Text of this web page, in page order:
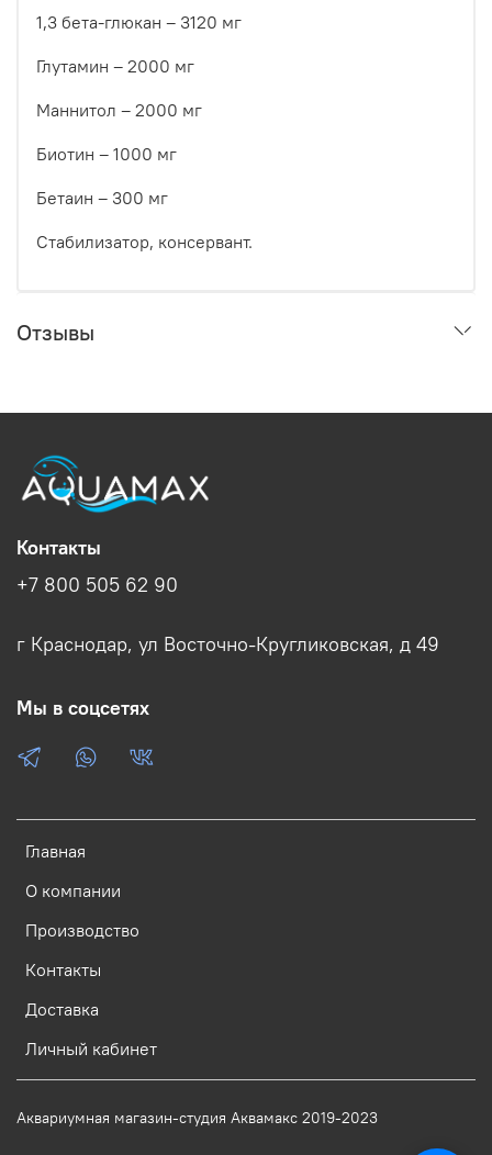
1,3 бета-глюкан – 3120 мг
Глутамин – 2000 мг
Маннитол – 2000 мг
Биотин – 1000 мг
Бетаин – 300 мг
Стабилизатор, консервант.
Отзывы
Главная
О компании
Производство
Контакты
Доставка
Личный кабинет
Контакты
+7 800 505 62 90
г Краснодар, ул Восточно-Кругликовская, д 49
Мы в соцсетях
Аквариумная магазин-студия Аквамакс 2019-2023